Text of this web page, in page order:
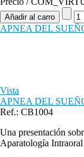
APNEA DEL
Vista
APNEA DEL
Ref.: CB1004
Una presentación
Aparatología